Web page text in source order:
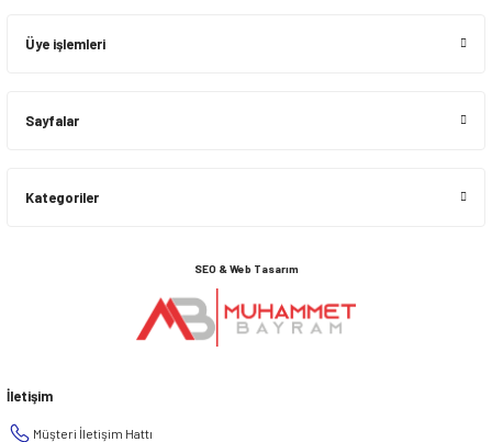
Üye işlemleri
Sayfalar
Kategoriler
SEO & Web Tasarım
İletişim
Müşteri İletişim Hattı